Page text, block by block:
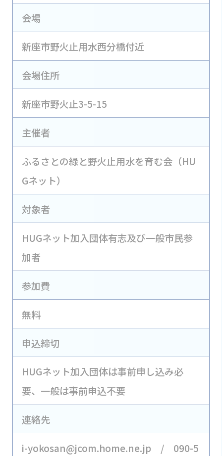
会場
新座市野火止用水西分橋付近
会場住所
新座市野火止3-5-15
主催者
ふるさとの緑と野火止用水を育む会（HU
Gネット）
対象者
HUGネット加入団体有志及び一般市民参
加者
参加費
無料
申込締切
HUGネット加入団体は事前申し込み必
要、一般は事前申込不要
連絡先
i-yokosan@jcom.home.ne.jp / 090-5